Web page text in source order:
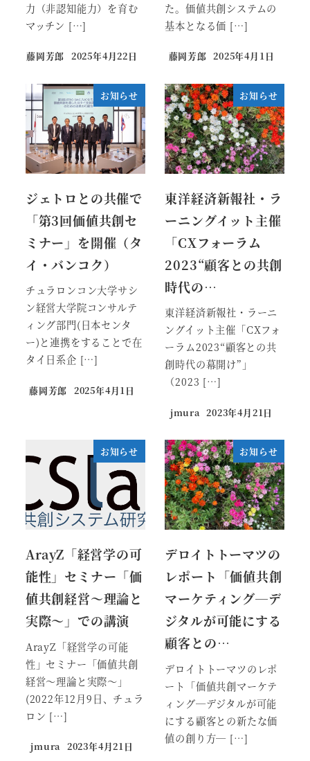
力（非認知能力）を育む
マッチン […]
藤岡芳郎 2025年4月22日
た。価値共創システムの
基本となる価 […]
藤岡芳郎 2025年4月1日
お知らせ
ジェトロとの共催で
「第3回価値共創セ
ミナー」を開催（タ
イ・バンコク）
チュラロンコン大学サシ
ン経営大学院コンサルテ
ィング部門(日本センタ
ー)と連携をすることで在
タイ日系企 […]
藤岡芳郎 2025年4月1日
お知らせ
東洋経済新報社・ラ
ーニングイット主催
「CXフォーラム
2023“顧客との共創
時代の…
東洋経済新報社・ラーニ
ングイット主催「CXフォ
ーラム2023“顧客との共
創時代の幕開け”」
（2023 […]
jmura 2023年4月21日
お知らせ
ArayZ「経営学の可
能性」セミナー「価
値共創経営～理論と
実際～」での講演
ArayZ「経営学の可能
性」セミナー「価値共創
経営～理論と実際～」
(2022年12月9日、チュラ
ロン […]
jmura 2023年4月21日
お知らせ
デロイトトーマツの
レポート「価値共創
マーケティング─デ
ジタルが可能にする
顧客との…
デロイトトーマツのレポ
ート「価値共創マーケテ
ィング─デジタルが可能
にする顧客との新たな価
値の創り方─ […]